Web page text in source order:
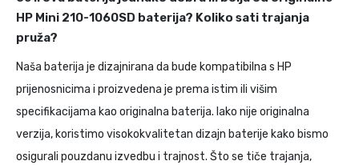
HP Mini 210-1060SD baterija? Koliko sati trajanja
pruža?
Naša baterija je dizajnirana da bude kompatibilna s HP
prijenosnicima i proizvedena je prema istim ili višim
specifikacijama kao originalna baterija. Iako nije originalna
verzija, koristimo visokokvalitetan dizajn baterije kako bismo
osigurali pouzdanu izvedbu i trajnost. Što se tiče trajanja,